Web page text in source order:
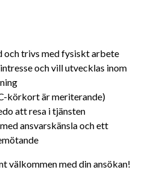
trivs med fysiskt arbete
och vill utvecklas inom
körkort är meriterande)
att resa i tjänsten
ansvarskänsla och ett
välkommen med din ansökan!